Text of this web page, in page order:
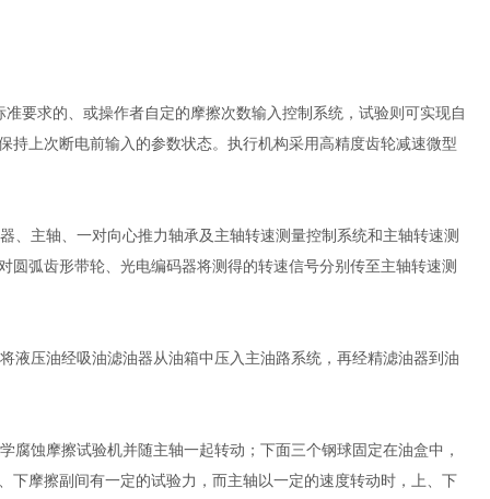
要求的、或操作者自定的摩擦次数输入控制系统，试验则可实现自
上次断电前输入的参数状态。执行机构采用高精度齿轮减速微型
主轴、一对向心推力轴承及主轴转速测量控制系统和主轴转速测
弧齿形带轮、光电编码器将测得的转速信号分别传至主轴转速测
压油经吸油滤油器从油箱中压入主油路系统，再经精滤油器到油
蚀摩擦试验机并随主轴一起转动；下面三个钢球固定在油盒中，
摩擦副间有一定的试验力，而主轴以一定的速度转动时，上、下